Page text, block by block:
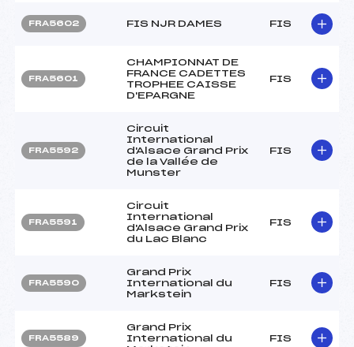
FRA5602 FIS NJR DAMES FIS
FRA5601
CHAMPIONNAT DE
FRANCE CADETTES
TROPHEE CAISSE
D'EPARGNE
FIS
FRA5592
Circuit
International
d'Alsace Grand Prix
de la Vallée de
Munster
FIS
FRA5591
Circuit
International
d'Alsace Grand Prix
du Lac Blanc
FIS
FRA5590
Grand Prix
International du
Markstein
FIS
FRA5589
Grand Prix
International du
FIS